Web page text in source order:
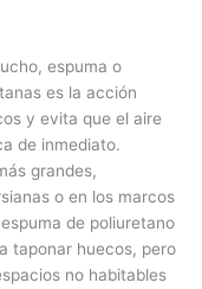
espuma o
es la acción
y evita que el aire
de inmediato.
grandes,
o en los marcos
de poliuretano
taponar huecos, pero
no habitables